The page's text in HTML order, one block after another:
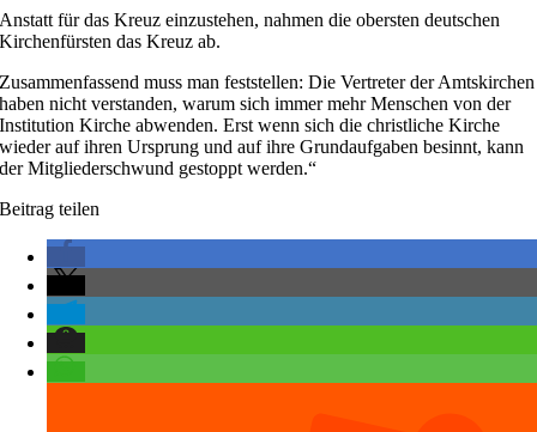
Anstatt für das Kreuz einzustehen, nahmen die obersten deutschen
Kirchenfürsten das Kreuz ab.
Zusammenfassend muss man feststellen: Die Vertreter der Amtskirchen
haben nicht verstanden, warum sich immer mehr Menschen von der
Institution Kirche abwenden. Erst wenn sich die christliche Kirche
wieder auf ihren Ursprung und auf ihre Grundaufgaben besinnt, kann
der Mitgliederschwund gestoppt werden.“
Beitrag teilen